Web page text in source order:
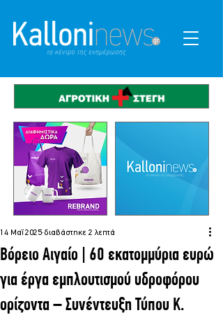
Βόρειο Αιγαίο | 60 εκατομμύρια ευρώ
για έργα εμπλουτισμού υδροφόρου
ορίζοντα – Συνέντευξη Τύπου K.
14 Μαΐ 2025 διαβάστηκε 2 λεπτά